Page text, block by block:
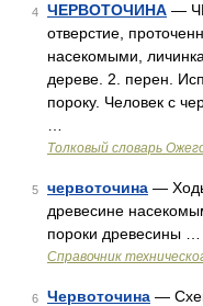
4 ЧЕРВОТОЧИНА —
отверстие,
насекомыми,
дереве. 2. перен.
пороку. Человек с
Толковый словарь
5 червоточина —
древесине
пороки древесины …
Справочник
6 Червоточина —